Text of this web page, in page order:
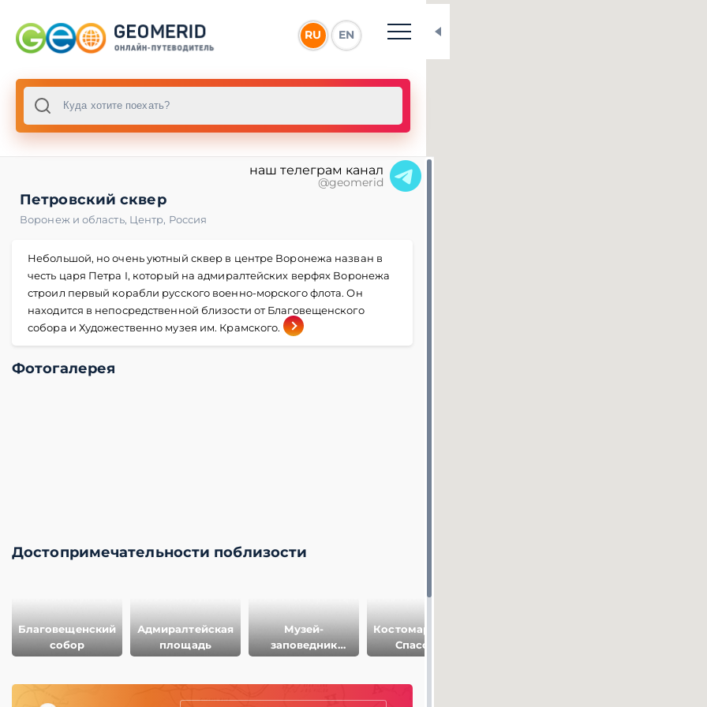
RU EN
наш телеграм канал
@geomerid
Петровский сквер
Воронеж и область, Центр, Россия
Небольшой, но очень уютный сквер в центре Воронежа назван в
честь царя Петра I, который на адмиралтейских верфях Воронежа
строил первый корабли русского военно-морского флота. Он
находится в непосредственной близости от Благовещенского
собора и Художественно музея им. Крамского.
Фотогалерея
Достопримечательности поблизости
Благовещенский
собор
Адмиралтейская
площадь
Музей-
заповедник
Дивногорье
Костомаровский
Спасский
монастырь